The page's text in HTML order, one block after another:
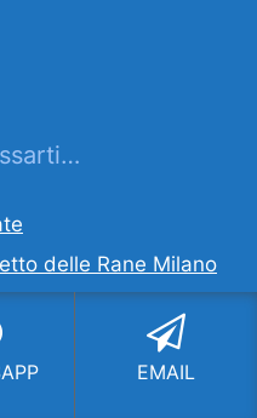
delle Rane Milano
Cascina Bianca
EMAIL